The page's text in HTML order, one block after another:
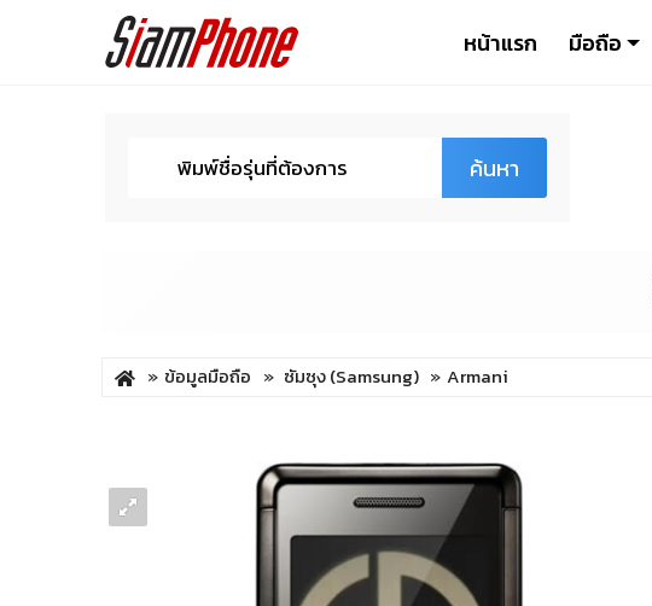
หน้าแรก มือถือ
ค้นหา
ข้อมูลมือถือ ซัมซุง (Samsung) Armani